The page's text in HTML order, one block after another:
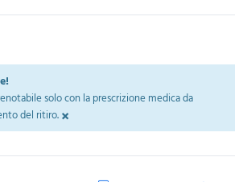
solo con la prescrizione medica da
del ritiro.×